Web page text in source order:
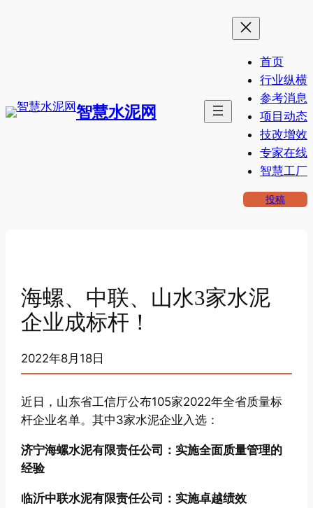
智慧水泥网
首页
行业纵横
参考消息
项目动态
技改增效
专家在线
智慧工厂
投稿
海螺、中联、山水3家水泥
企业成标杆！
2022年8月18日
近日，山东省工信厅公布105家2022年全省质量标
杆企业名单。其中3家水泥企业入选：
济宁海螺水泥有限责任公司：实施全面质量管理的
经验
临沂中联水泥有限责任公司：实施卓越绩效